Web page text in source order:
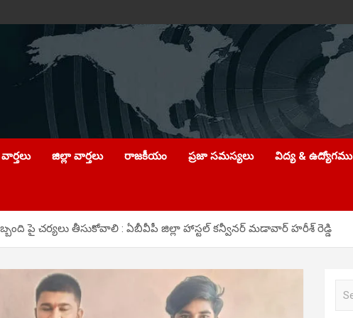
జిల్లా వార్తలు రాజకీయం ప్రజా సమస్యలు విద్య & ఉద్యోగము
సిబ్బంది పై చర్యలు తీసుకోవాలి : ఏబీవీపీ జిల్లా హాస్టల్ కన్వీనర్ మడావార్ హరీశ్ రెడ్డి